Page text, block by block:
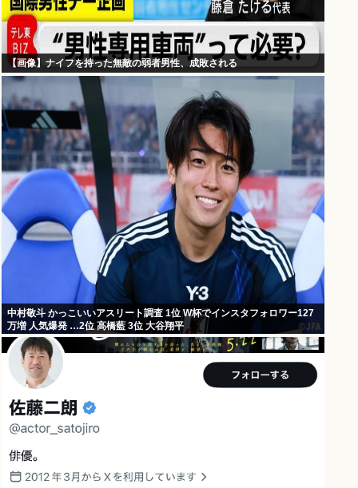
【画像】ナイフを持った無敵の弱者男性、成敗される
中村敬斗 かっこいいアスリート調査 1位 W杯でインスタフォロワー127
万増 人気爆発 …2位 高橋藍 3位 大谷翔平